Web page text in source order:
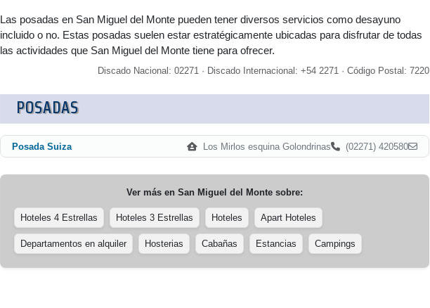
Las posadas en San Miguel del Monte pueden tener diversos servicios como desayuno
incluido o no. Estas posadas suelen estar estratégicamente ubicadas para disfrutar de todas
las actividades que San Miguel del Monte tiene para ofrecer.
Discado Nacional: 02271 · Discado Internacional: +54 2271 · Código Postal: 7220
POSADAS
Posada Suiza Los Mirlos esquina Golondrinas (02271) 420580
Ver más en San Miguel del Monte sobre:
Hoteles 4 Estrellas Hoteles 3 Estrellas Hoteles Apart Hoteles
Departamentos en alquiler Hosterias Cabañas Estancias Campings